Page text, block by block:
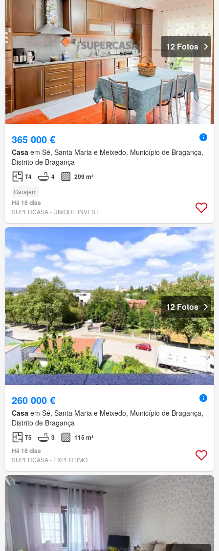
12 Fotos
365 000 €
Casa em Sé, Santa Maria e Meixedo, Município de Bragança,
Distrito de Bragança
T4 4 209 m²
Garajem
Há 18 dias
SUPERCASA - UNIQUE INVEST
12 Fotos
260 000 €
Casa em Sé, Santa Maria e Meixedo, Município de Bragança,
Distrito de Bragança
T5 3
115 m²
Há 18 dias
SUPERCASA - EXPERTIMO